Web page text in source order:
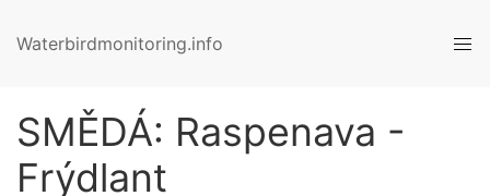
Waterbirdmonitoring.info
SMĚDÁ: Raspenava -
Frýdlant